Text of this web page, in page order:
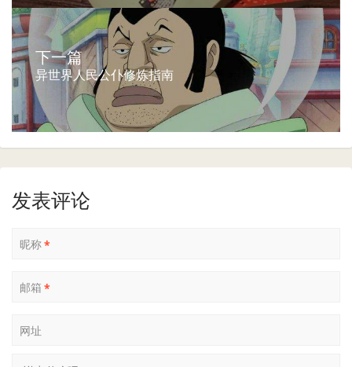
下一篇
异世界人民公仆修炼指南
发表评论
昵称*
邮箱 *
网址